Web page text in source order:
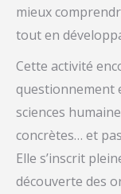
mieux
tout en
Cette activité
questionnement
sciences
concrètes… et
Elle s’inscrit
découverte des